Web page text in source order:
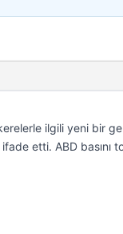
ilgili yeni bir
etti. ABD basını